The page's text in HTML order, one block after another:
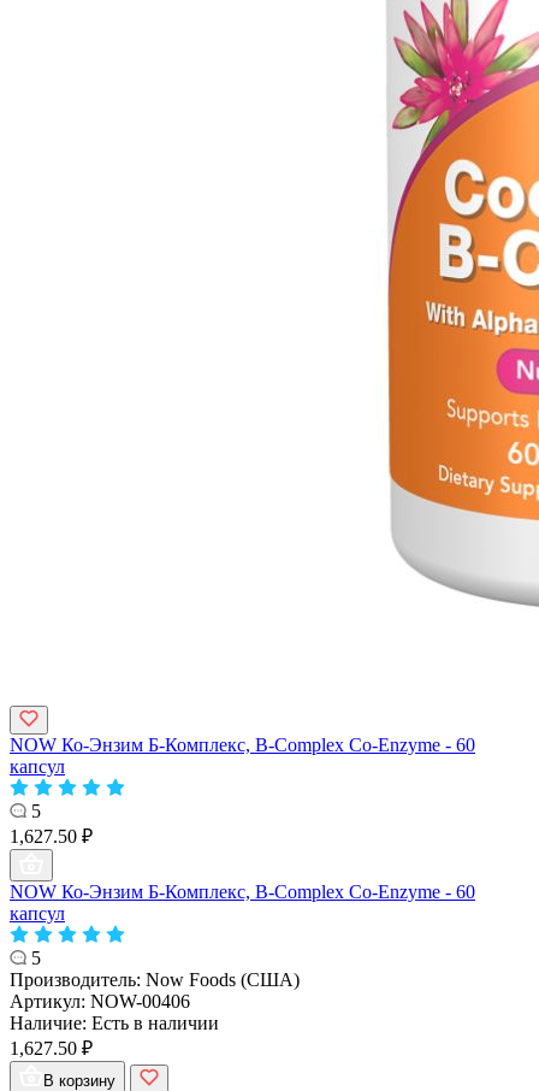
NOW Ко-Энзим Б-Комплекс, B-Complex Co-Enzyme - 60
капсул
5
1,627.50 ₽
NOW Ко-Энзим Б-Комплекс, B-Complex Co-Enzyme - 60
капсул
5
Производитель: Now Foods (США)
Артикул: NOW-00406
Наличие: Есть в наличии
1,627.50 ₽
В корзину